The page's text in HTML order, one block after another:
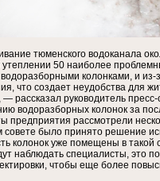
тюменского водоканала
50 наиболее
колонками, и
что создает неудобства для
— рассказал руководитель
водоразборных колонок за
предприятия рассмотрели
совете было принято решение
колонок уже помещены в
наблюдать специалисты, это
чтобы еще более